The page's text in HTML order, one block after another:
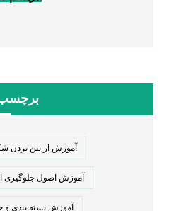
آموزش از بین
آموزش اصول
آموزش بسته بندی